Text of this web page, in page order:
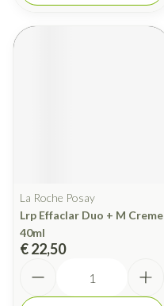
La Roche Posay
Lrp Effaclar Duo + M Creme
40ml
€ 22,50